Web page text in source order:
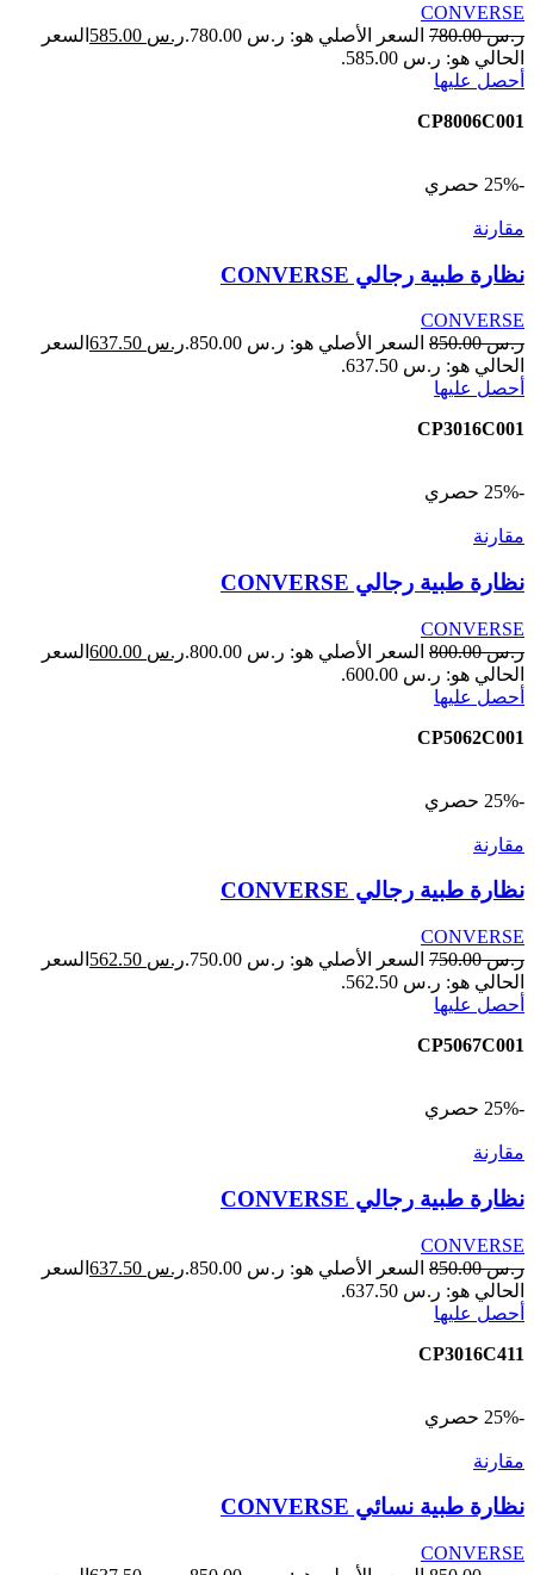
CONVERSE
ر.س780.00 السعر الأصلي هو: ر.س 780.00. ر.س
السعر
الحالي هو: ر.س 585.00.
أحصل عليها
CP8006C001
-25% حصري
مقارنة
نظارة طبية رجالي CONVERSE
CONVERSE
ر.س850.00 السعر الأصلي هو: ر.س 850.00. ر.س
السعر
الحالي هو: ر.س 637.50.
أحصل عليها
CP3016C001
-25% حصري
مقارنة
نظارة طبية رجالي CONVERSE
CONVERSE
ر.س800.00 السعر الأصلي هو: ر.س 800.00. ر.س
السعر
الحالي هو: ر.س 600.00.
أحصل عليها
CP5062C001
-25% حصري
مقارنة
نظارة طبية رجالي CONVERSE
CONVERSE
ر.س750.00 السعر الأصلي هو: ر.س 750.00. ر.س
السعر
الحالي هو: ر.س 562.50.
أحصل عليها
CP5067C001
-25% حصري
مقارنة
نظارة طبية رجالي CONVERSE
CONVERSE
ر.س850.00 السعر الأصلي هو: ر.س 850.00. ر.س
السعر
الحالي هو: ر.س 637.50.
أحصل عليها
CP3016C411
-25% حصري
مقارنة
نظارة طبية نسائي CONVERSE
CONVERSE